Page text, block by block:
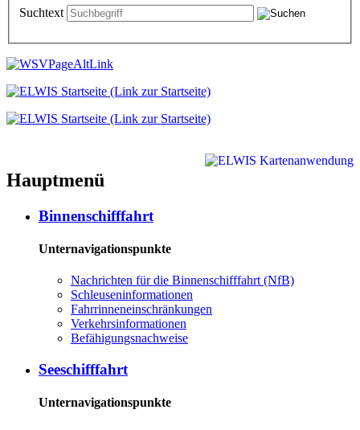
Suchtext
Hauptmenü
Binnenschifffahrt
Unternavigationspunkte
Nachrichten für die Binnenschifffahrt (NfB)
Schleuseninformationen
Fahrrinneneinschränkungen
Verkehrsinformationen
Befähigungsnachweise
Seeschifffahrt
Unternavigationspunkte